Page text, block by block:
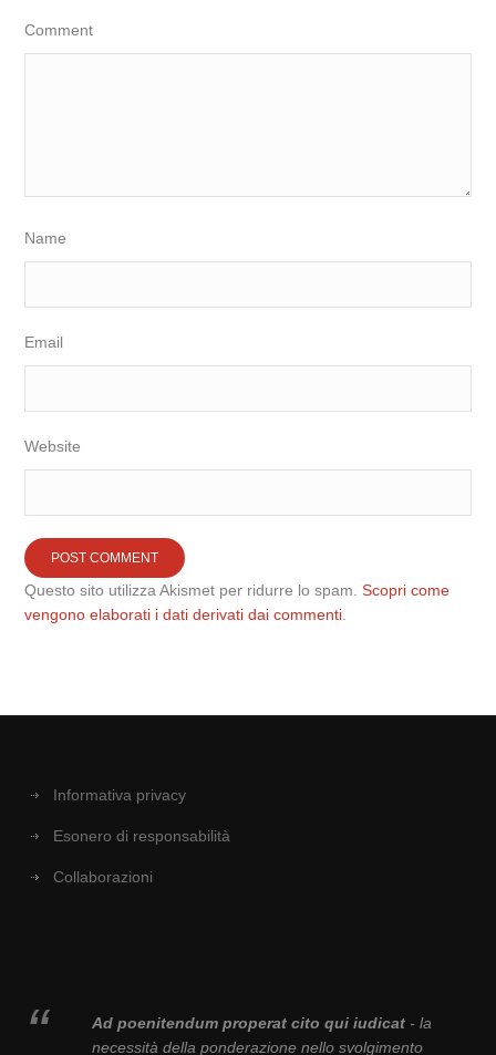
Comment
Name
Email
Website
Questo sito utilizza Akismet per ridurre lo spam.Scopri come
vengono elaborati i dati derivati dai commenti
Informativa privacy
Esonero di responsabilità
Collaborazioni
Ad poenitendum properat cito qui iudicat- la
necessità della ponderazione nello svolgimento